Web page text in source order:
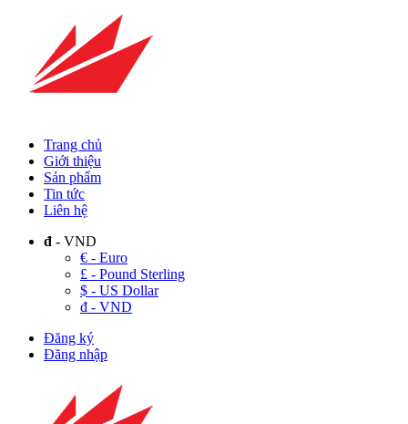
Trang chủ
Giới thiệu
Sản phẩm
Tin tức
Liên hệ
đ - VND
€ - Euro
£ - Pound Sterling
$ - US Dollar
đ - VND
Đăng ký
Đăng nhập